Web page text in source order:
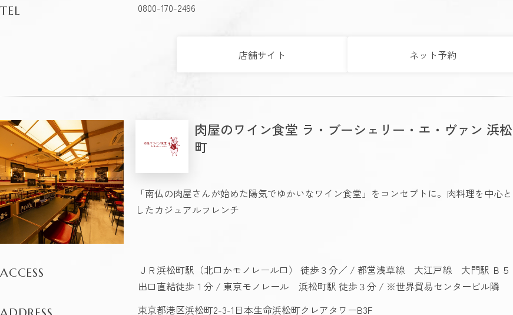
TEL 0800-170-2496
店舗サイト ネット予約
肉屋のワイン食堂 ラ・ブーシェリー・エ・ヴァン 浜松
町
「南仏の肉屋さんが始めた陽気でゆかいなワイン食堂」をコンセプトに。肉料理を中心と
したカジュアルフレンチ
ACCESS
ＪＲ浜松町駅（北口かモノレール口） 徒歩３分／ / 都営浅草線 大江戸線 大門駅 Ｂ５
出口直結徒歩１分 / 東京モノレール 浜松町駅 徒歩３分 / ※世界貿易センタービル隣
東京都港区浜松町2-3-1日本生命浜松町クレアタワーB3F